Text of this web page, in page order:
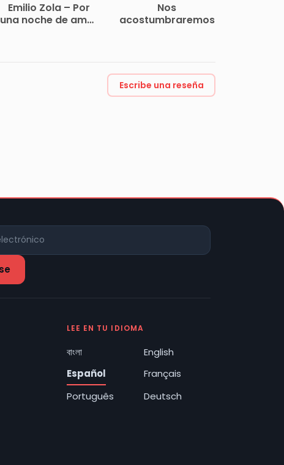
Emilio Zola – Por
una noche de amor
Nos
acostumbraremos
Escribe una reseña
LEE EN TU IDIOMA
বাংলা
English
Español
Français
Português
Deutsch